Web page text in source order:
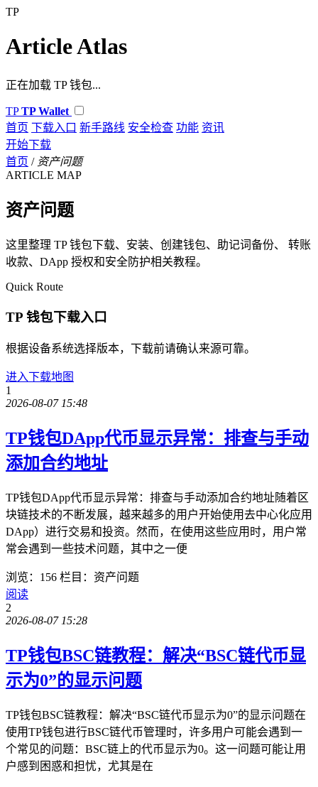
TP
Article Atlas
正在加载 TP 钱包...
TP TP Wallet
首页 下载入口 新手路线 安全检查 功能 资讯
开始下载
首页 / 资产问题
ARTICLE MAP
资产问题
这里整理 TP 钱包下载、安装、创建钱包、助记词备份、 转账
收款、DApp 授权和安全防护相关教程。
Quick Route
TP 钱包下载入口
根据设备系统选择版本，下载前请确认来源可靠。
进入下载地图
1
2026-08-07 15:48
TP钱包DApp代币显示异常：排查与手动
添加合约地址
TP钱包DApp代币显示异常：排查与手动添加合约地址随着区
块链技术的不断发展，越来越多的用户开始使用去中心化应用
DApp）进行交易和投资。然而，在使用这些应用时，用户常
常会遇到一些技术问题，其中之一便
浏览：156 栏目：资产问题
阅读
2
2026-08-07 15:28
TP钱包BSC链教程：解决“BSC链代币显
示为0”的显示问题
TP钱包BSC链教程：解决“BSC链代币显示为0”的显示问题在
使用TP钱包进行BSC链代币管理时，许多用户可能会遇到一
个常见的问题：BSC链上的代币显示为0。这一问题可能让用
户感到困惑和担忧，尤其是在